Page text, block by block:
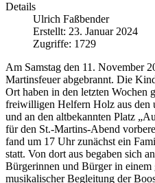
Details
Ulrich Faßbender
Erstellt: 23. Januar 2024
Zugriffe: 1729
Am Samstag den 11. November
Martinsfeuer abgebrannt. Die
Ort haben in den letzten Wochen
freiwilligen Helfern Holz aus den
und an den altbekannten Platz
für den St.-Martins-Abend
fand um 17 Uhr zunächst ein
statt. Von dort aus begaben sich
Bürgerinnen und Bürger in
musikalischer Begleitung der